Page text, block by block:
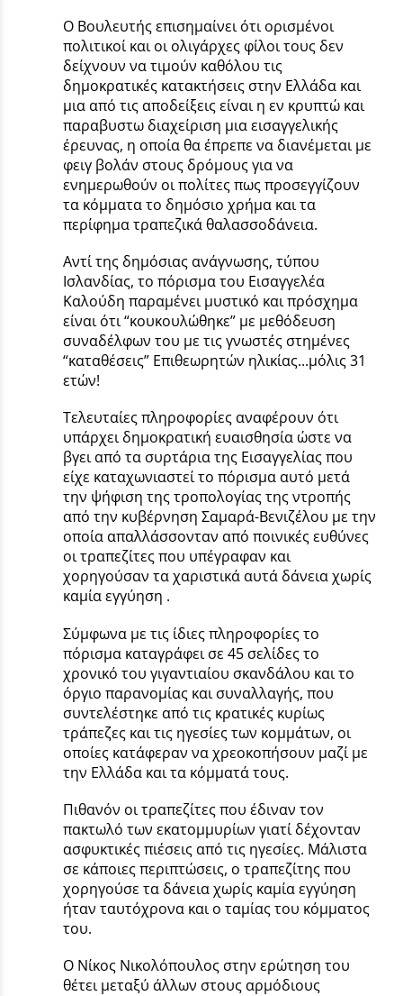
Ο Βουλευτής επισημαίνει ότι ορισμένοι
πολιτικοί και οι ολιγάρχες φίλοι τους δεν
δείχνουν να τιμούν καθόλου τις
δημοκρατικές κατακτήσεις στην Ελλάδα και
μια από τις αποδείξεις είναι η εν κρυπτώ και
παραβυστω διαχείριση μια εισαγγελικής
έρευνας, η οποία θα έπρεπε να διανέμεται με
φειγ βολάν στους δρόμους για να
ενημερωθούν οι πολίτες πως προσεγγίζουν
τα κόμματα το δημόσιο χρήμα και τα
περίφημα τραπεζικά θαλασσοδάνεια.
Αντί της δημόσιας ανάγνωσης, τύπου
Ισλανδίας, το πόρισμα του Εισαγγελέα
Καλούδη παραμένει μυστικό και πρόσχημα
είναι ότι “κουκουλώθηκε” με μεθόδευση
συναδέλφων του με τις γνωστές στημένες
“καταθέσεις” Επιθεωρητών ηλικίας...μόλις 31
ετών!
Τελευταίες πληροφορίες αναφέρουν ότι
υπάρχει δημοκρατική ευαισθησία ώστε να
βγει από τα συρτάρια της Εισαγγελίας που
είχε καταχωνιαστεί το πόρισμα αυτό μετά
την ψήφιση της τροπολογίας της ντροπής
από την κυβέρνηση Σαμαρά-Βενιζέλου με την
οποία απαλλάσσονταν από ποινικές ευθύνες
οι τραπεζίτες που υπέγραφαν και
χορηγούσαν τα χαριστικά αυτά δάνεια χωρίς
καμία εγγύηση .
Σύμφωνα με τις ίδιες πληροφορίες το
πόρισμα καταγράφει σε 45 σελίδες το
χρονικό του γιγαντιαίου σκανδάλου και το
όργιο παρανομίας και συναλλαγής, που
συντελέστηκε από τις κρατικές κυρίως
τράπεζες και τις ηγεσίες των κομμάτων, οι
οποίες κατάφεραν να χρεοκοπήσουν μαζί με
την Ελλάδα και τα κόμματά τους.
Πιθανόν οι τραπεζίτες που έδιναν τον
πακτωλό των εκατομμυρίων γιατί δέχονταν
ασφυκτικές πιέσεις από τις ηγεσίες. Μάλιστα
σε κάποιες περιπτώσεις, ο τραπεζίτης που
χορηγούσε τα δάνεια χωρίς καμία εγγύηση
ήταν ταυτόχρονα και ο ταμίας του κόμματος
του.
Ο Νίκος Νικολόπουλος στην ερώτηση του
θέτει μεταξύ άλλων στους αρμόδιους